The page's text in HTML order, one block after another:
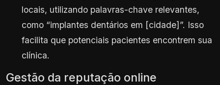
locais, utilizando palavras-chave relevantes,
como “implantes dentários em [cidade]”. Isso
facilita que potenciais pacientes encontrem sua
clínica.
Gestão da reputação online